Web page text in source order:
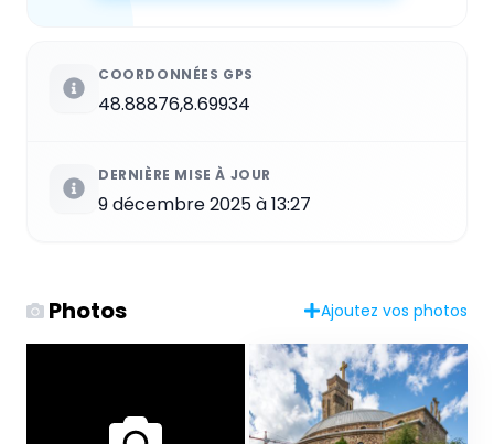
COORDONNÉES GPS
48.88876,8.69934
DERNIÈRE MISE À JOUR
9 décembre 2025 à 13:27
Photos Ajoutez vos photos